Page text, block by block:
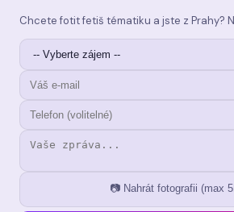
Chcete fotit fetiš tématiku a jste z Prahy?
📷 Nahrát fotografii (max